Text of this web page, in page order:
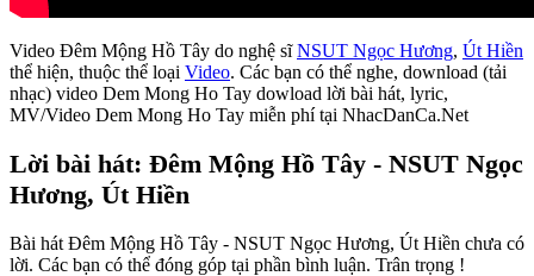
Video Đêm Mộng Hồ Tây do nghệ sĩNSUT Ngọc Hương, Út Hiền
thể hiện, thuộc thể loại Video. Các bạn có thể nghe, download (tải
nhạc) video Dem Mong Ho Tay dowload lời bài hát, lyric,
MV/Video Dem Mong Ho Tay miễn phí tại NhacDanCa.Net
Lời bài hát: Đêm Mộng Hồ Tây - NSUT Ngọc
Hương, Út Hiền
Bài hát Đêm Mộng Hồ Tây - NSUT Ngọc Hương, Út Hiền chưa có
lời. Các bạn có thể đóng góp tại phần bình luận. Trân trọng !